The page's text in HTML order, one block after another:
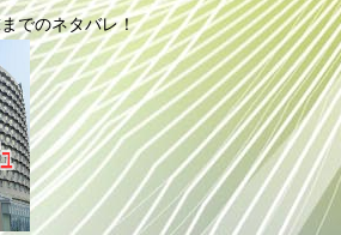
でのネタバレ！